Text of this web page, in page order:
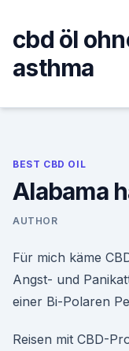
content
cbd öl
asthma
BEST CBD OIL
Alabama
AUTHOR
Für mich käme
Angst- und
einer Bi-Polaren
Reisen mit CBD-